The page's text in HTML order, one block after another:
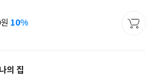
원 10%
의 집